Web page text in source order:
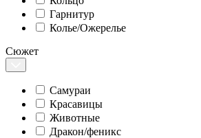
Гарнитур
Колье/Ожерелье
Сюжет
Самураи
Красавицы
Животные
Дракон/феникс